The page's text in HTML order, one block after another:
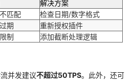
解决方案
匹配
检查日期/数字格式
期
重新授权插件
制 添加截断处理逻辑
并发建议不超过50TPS。此外，还可